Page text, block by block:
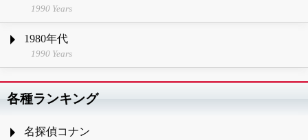
1990 Years
1980年代
1990 Years
各種ランキング
名探偵コナン